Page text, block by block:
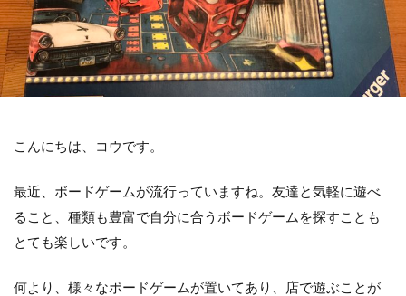
こんにちは、コウです。
最近、ボードゲームが流行っていますね。友達と気軽に遊べ
ること、種類も豊富で自分に合うボードゲームを探すことも
とても楽しいです。
何より、様々なボードゲームが置いてあり、店で遊ぶことが